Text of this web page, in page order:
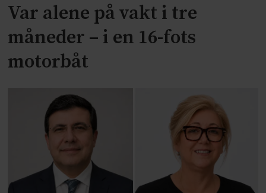
Var alene på vakt i tre
måneder – i en 16-fots
motorbåt